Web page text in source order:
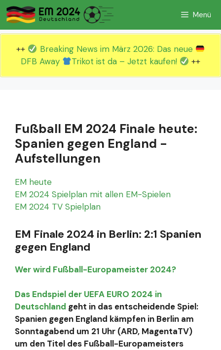
Zum
Inhalt
springen
Menü
++
Breaking News im März 2026: Das neue
DFB Away
Trikot ist da – Jetzt kaufen! ++
Fußball EM 2024 Finale heute:
Spanien gegen England -
Aufstellungen
EM heute
EM 2024 Spielplan mit allen EM-Spielen
EM 2024 TV Spielplan
EM Finale 2024 in Berlin: 2:1 Spanien
gegen England
Wer wird Fußball-Europameister 2024?
Das Endspiel der UEFA EURO 2024 in
Deutschland geht in das entscheidende Spiel:
Spanien gegen England kämpfen in Berlin am
Sonntagabend um 21 Uhr (ARD, MagentaTV)
um den Titel des Fußball-Europameisters